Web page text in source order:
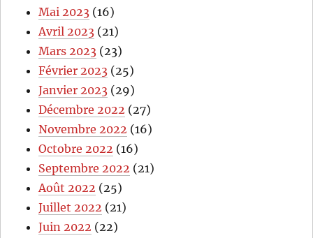
Mai 2023 (16)
Avril 2023 (21)
Mars 2023 (23)
Février 2023 (25)
Janvier 2023 (29)
Décembre 2022 (27)
Novembre 2022 (16)
Octobre 2022 (16)
Septembre 2022 (21)
Août 2022 (25)
Juillet 2022 (21)
Juin 2022 (22)